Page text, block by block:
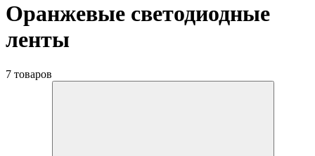
Оранжевые светодиодные
ленты
7 товаров